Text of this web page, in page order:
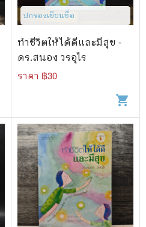
ปกรองเขียนชื่อ
ทำชีวิตให้ได้ดีและมีสุข -
ดร.สนอง วรอุไร
ราคา ฿30
shopping_cart